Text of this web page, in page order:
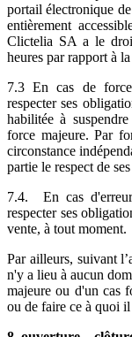
portail électronique
entièrement
Clictelia SA a le
heures par rapport à
7.3 En cas de
respecter ses
habilitée à
force majeure. Par
circonstance
partie le respect de
7.4. En cas
respecter ses
vente, à tout moment.
Par ailleurs, suivant
n'y a lieu à aucun
majeure ou d'un cas
ou de faire ce à quoi